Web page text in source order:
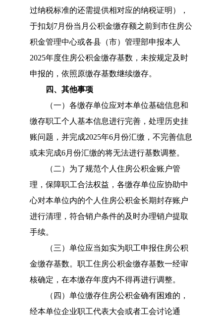
过纳税标准的还需提供相对应的纳税证明 ）
，
于扣划 7月份当月公积金缴存额之前到市住房公
积金管理中心或各县（市）管理部申报本人
2025年度住房公积金缴存基数，未按规定及时
申报的， 依照原缴存基数继续缴存。
四、其他事项
（一） 各缴存单位应对本单位基础信息和
缴存职工个人基本信息进行完善，处理历史挂
账问题，并完成2025年6月份汇缴 ，不完善信息
或未完成6月份汇缴的将无法进行基数调整。
（二）为了规范个人住房公积金账户管
理，保障职工合法权益，各缴存单位应协助中
心对本单位内的个人住房公积金长期封存账户
进行清理，符合销户条件的及时办理销户提取
手续。
（三） 单位应当如实为职工申报住房公积
金缴存基数。职工住房公积金缴存基数一经审
核确定，在本缴存年度内不得再进行调整。
（四） 单位缴存住房公积金确有困难的，
经本单位企业职工代表大会或者工会讨论通